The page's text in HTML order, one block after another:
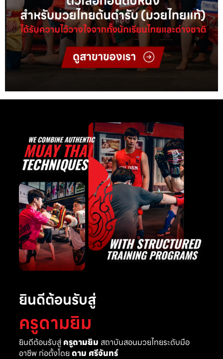
ยินดีต้อนรับสู่
ครูดามยิม
ยินดีต้อนรับสู่ ครูดามยิม สถาบันสอนมวยไทยระดับมือ
อาชีพ ก่อตั้งโดย ดาม ศรีจันทร์